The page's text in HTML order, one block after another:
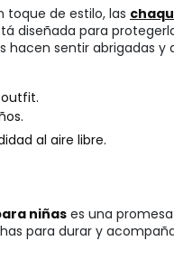
toque de estilo, las
diseñada para
hacen sentir abrigadas y
al aire libre.
niñases una
para durar y